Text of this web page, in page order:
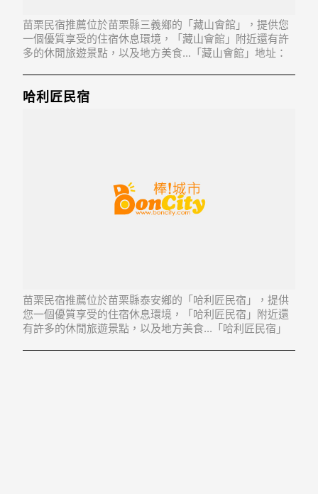
苗栗民宿推薦位於苗栗縣三義鄉的「藏山會館」，提供您
一個優質享受的住宿休息環境，「藏山會館」附近還有許
多的休閒旅遊景點，以及地方美食...「藏山會館」地址：
哈利匠民宿
苗栗民宿推薦位於苗栗縣泰安鄉的「哈利匠民宿」，提供
您一個優質享受的住宿休息環境，「哈利匠民宿」附近還
有許多的休閒旅遊景點，以及地方美食...「哈利匠民宿」